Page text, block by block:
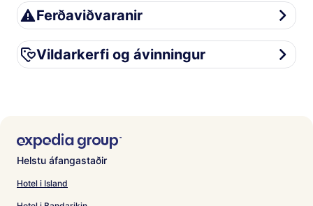
Ferðaviðvaranir
Ferðaviðvaranir
Vildarkerfi og ávinningur
Vildarkerfi og ávinningur
Helstu áfangastaðir
Hotel i Island